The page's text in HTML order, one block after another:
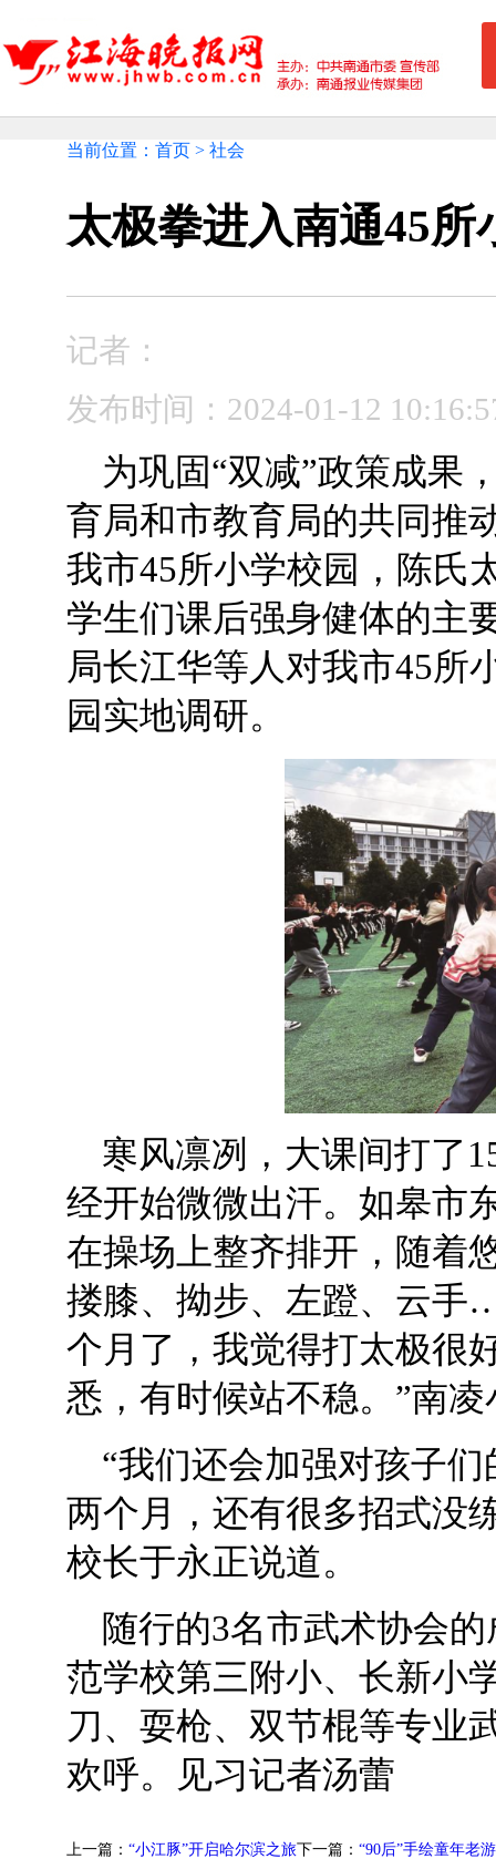
当前位置：首页 > 社会
太极拳进入南通45所
记者：
发布时间：2024-01-12
为巩固“双减”政策成果
育局和市教育局的共同推
我市45所小学校园，陈氏
学生们课后强身健体的主
局长江华等人对我市45所
园实地调研。
寒风凛冽，大课间打了
经开始微微出汗。如皋市
在操场上整齐排开，随着
搂膝、拗步、左蹬、云
个月了，我觉得打太极很
悉，有时候站不稳。”南
“我们还会加强对孩子
两个月，还有很多招式没
校长于永正说道。
随行的3名市武术协会
范学校第三附小、长新小
刀、耍枪、双节棍等专业
欢呼。见习记者汤蕾
上一篇： “小江豚”开启哈尔滨之旅下一篇： “90后”手绘童年老